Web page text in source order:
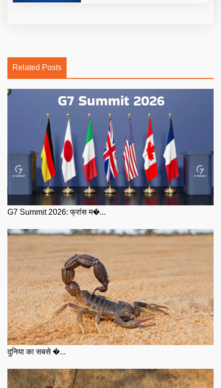
Related Posts
G7 Summit 2026: फ्रांस म�...
दुनिया का सबसे �...